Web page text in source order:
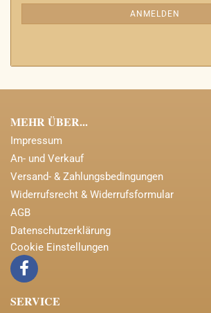
ANMELDEN
MEHR ÜBER...
Impressum
An- und Verkauf
Versand- & Zahlungsbedingungen
Widerrufsrecht & Widerrufsformular
AGB
Datenschutzerklärung
Cookie Einstellungen
SERVICE